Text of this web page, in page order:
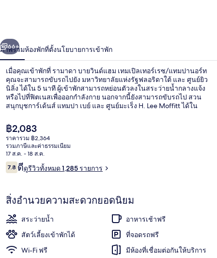
ด์
แฮม
เท
มเปิล
เท
อร์เรซ/
แทม
นอร์ท
า
ถัดไป
66+
ภาพรวมห้องพักที่ตั้งนโยบายการเข้าพัก
เมื่อคุณเข้าพักที่ รามาดา บายวินด์แฮม เทมเปิลเทอร์เรซ/แทมปานอร์ท
คุณจะสามารถขับรถไปยัง มหาวิทยาลัยแห่งรัฐฟลอริดาใต้ และ ศูนย์ยิว
นิลิ่ง ได้ใน 5 นาที ผู้เข้าพักสามารถหย่อนตัวลงในสระว่ายน้ำกลางแจ้ง
หรือไปที่ฟิตเนสเพื่อออกกำลังกาย นอกจากนี้ยังสามารถขับรถไป สวน
สนุกบุชการ์เด้นส์ แทมปา เบย์ และ ศูนย์มะเร็ง H. Lee Moffitt ได้ใน
เช้า
ราคา
ปัจจุบัน
฿2,083
฿2,083
ราคารวม ฿2,364
รวมภาษีและค่าธรรมเนียม
17 ส.ค. - 18 ส.ค.
รีวิว
7.87.8 จาก 10
ดีดูรีวิวทั้งหมด 1,285 รายการ
สิ่งอำนวยความสะดวกยอดนิยม
สระว่ายน้ำ
อาหารเช้าฟรี
สัตว์เลี้ยงเข้าพักได้
ที่จอดรถฟรี
Wi-Fi ฟรี
มีห้องที่เชื่อมต่อกันให้บริการ